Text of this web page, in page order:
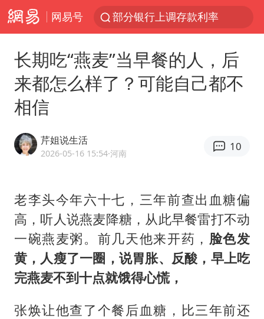
网易号
部分银行上调存款利率
朱一龙的鼻子怎么了
上海地铁4条线路全线停运
4.2平卫生间补漏注胶花1.55万
国乒连续两站无缘冠军
5万小车卖不动 微型代步车集体遇冷
湖北启动重大气象灾害三级应急响应
白海豚路径图
周星驰妈妈现身香港首映礼
长期吃“燕麦”当早餐的人，后
来都怎么样了？可能自己都不
相信
芹姐说生活
2026-05-16 15:54·河南
10
老李头今年六十七，三年前查出血糖偏
高，听人说燕麦降糖，从此早餐雷打不动
一碗燕麦粥。前几天他来开药， 脸色发
黄，人瘦了一圈，说胃胀、反酸，早上吃
完燕麦不到十点就饿得心慌，
张焕让他查了个餐后血糖，比三年前还